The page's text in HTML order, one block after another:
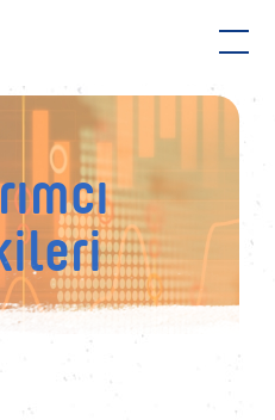
YATIRIMCI İLİŞKİLERİ
İLETİŞİM
EN